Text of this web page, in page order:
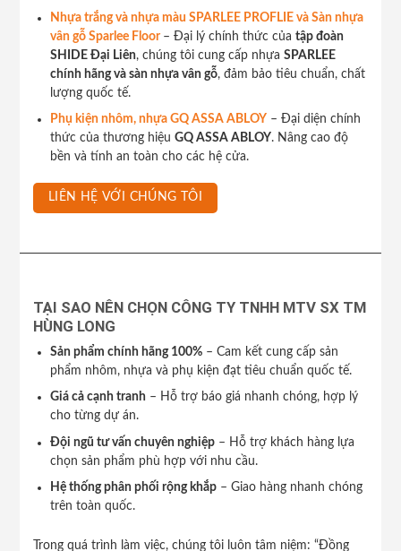
Nhựa trắng và nhựa màu SPARLEE PROFLIE và Sàn nhựa
vân gỗ Sparlee Floor – Đại lý chính thức của tập đoàn
SHIDE Đại Liên, chúng tôi cung cấp nhựa SPARLEE
chính hãng và sàn nhựa vân gỗ, đảm bảo tiêu chuẩn, chất
lượng quốc tế.
Phụ kiện nhôm, nhựa GQ ASSA ABLOY – Đại diện chính
thức của thương hiệu GQ ASSA ABLOY. Nâng cao độ
bền và tính an toàn cho các hệ cửa.
LIÊN HỆ VỚI CHÚNG TÔI
TẠI SAO NÊN CHỌN CÔNG TY TNHH MTV SX TM
HÙNG LONG
Sản phẩm chính hãng 100%– Cam kết cung cấp sản
phẩm nhôm, nhựa và phụ kiện đạt tiêu chuẩn quốc tế.
Giá cả cạnh tranh – Hỗ trợ báo giá nhanh chóng, hợp lý
cho từng dự án.
Đội ngũ tư vấn chuyên nghiệp– Hỗ trợ khách hàng lựa
chọn sản phẩm phù hợp với nhu cầu.
Hệ thống phân phối rộng khắp– Giao hàng nhanh chóng
trên toàn quốc.
Trong quá trình làm việc, chúng tôi luôn tâm niệm: “Đồng